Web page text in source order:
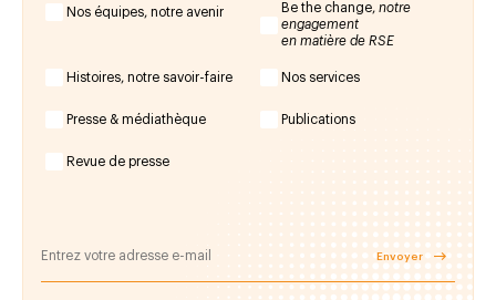
Nos équipes, notre avenir Be the change, notre
engagement
en matière de RSE
Histoires, notre savoir-faire Nos services
Presse & médiathèque Publications
Revue de presse
Envoyer